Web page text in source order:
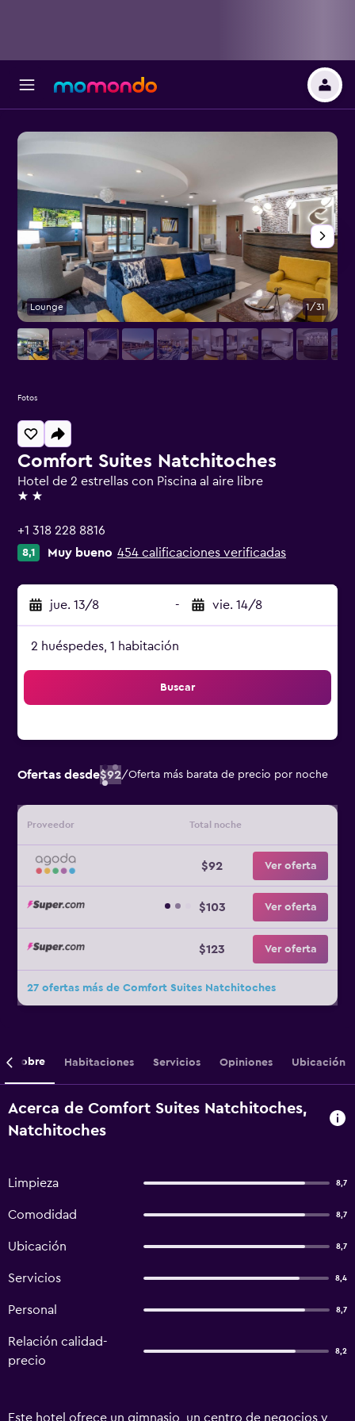
Comfort Suites Natchitoches
Hotel de 2 estrellas con Piscina al aire libre
2 estrellas
+1 318 228 8816
8,1 Muy bueno 454 calificaciones verificadas
jue. 13/8 - vie. 14/8
2 huéspedes, 1 habitación
Buscar
Ofertas desde$92/Oferta más barata de precio por noche
Proveedor Total noche
$92 Ver oferta
$103 Ver oferta
$123 Ver oferta
27 ofertas más de Comfort Suites Natchitoches
Lounge 1/31
Fotos
Sobre Habitaciones Servicios Opiniones Ubicación
Acerca de Comfort Suites Natchitoches,
Natchitoches
Limpieza 8,7
Comodidad 8,7
Ubicación 8,7
Servicios 8,4
Personal 8,7
Relación calidad-
precio
8,2
Este hotel ofrece un gimnasio, un centro de negocios y